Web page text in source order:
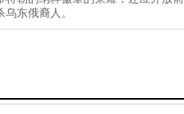
东俄裔人。